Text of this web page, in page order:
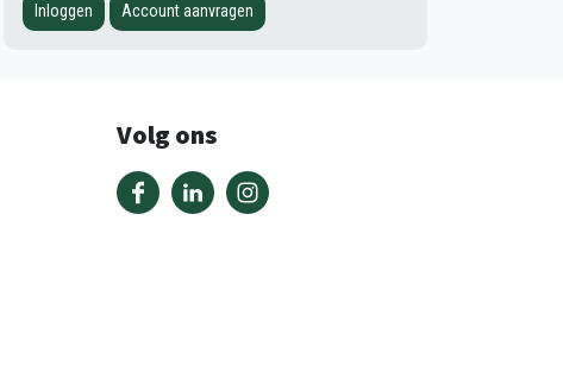
Inloggen Account aanvragen
Volg ons